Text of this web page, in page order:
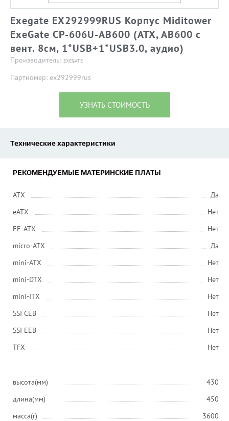
Exegate EX292999RUS Корпус Miditower
ExeGate CP-606U-AB600 (ATX, AB600 с
вент. 8см, 1*USB+1*USB3.0, аудио)
Производитель: EXEGATE
Партномер: ex292999rus
УЗНАТЬ СТОИМОСТЬ
Технические характеристики
РЕКОМЕНДУЕМЫЕ МАТЕРИНСКИЕ ПЛАТЫ
ATX
Да
eATX
Нет
EE-ATX
Нет
micro-ATX
Да
mini-ATX
Нет
mini-DTX
Нет
mini-ITX
Нет
SSI CEB
Нет
SSI EEB
Нет
ТFХ
Нет
высота(мм)
430
длина(мм)
450
масса(г)
3600